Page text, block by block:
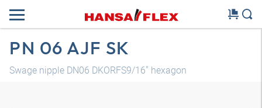
PN 06 AJF SK
Swage nipple DN06 DKORFS9/16" hexagon